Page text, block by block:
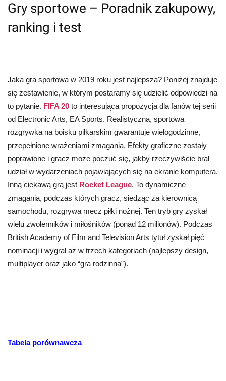
Gry sportowe – Poradnik zakupowy,
ranking i test
Jaka gra sportowa w 2019 roku jest najlepsza? Poniżej znajduje
się zestawienie, w którym postaramy się udzielić odpowiedzi na
to pytanie. FIFA 20 to interesująca propozycja dla fanów tej serii
od Electronic Arts, EA Sports. Realistyczna, sportowa
rozgrywka na boisku piłkarskim gwarantuje wielogodzinne,
przepełnione wrażeniami zmagania. Efekty graficzne zostały
poprawione i gracz może poczuć się, jakby rzeczywiście brał
udział w wydarzeniach pojawiających się na ekranie komputera.
Inną ciekawą grą jest Rocket League. To dynamiczne
zmagania, podczas których gracz, siedząc za kierownicą
samochodu, rozgrywa mecz piłki nożnej. Ten tryb gry zyskał
wielu zwolenników i miłośników (ponad 12 milionów). Podczas
British Academy of Film and Television Arts tytuł zyskał pięć
nominacji i wygrał aż w trzech kategoriach (najlepszy design,
multiplayer oraz jako “gra rodzinna”).
Tabela porównawcza